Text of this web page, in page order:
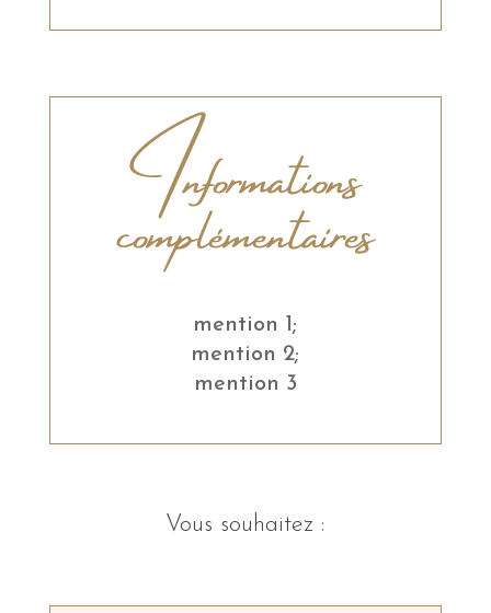
Informations
complémentaires
mention 1;
mention 2;
mention 3
Vous souhaitez :